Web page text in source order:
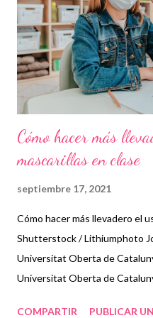
educatius que acaba
des de la relació professional
de construir conjuntament
protectora de l’alumn...
Cómo hacer más
mascarillas en clase
septiembre 17, 2021
Cómo hacer más llevadero el
Shutterstock / Lithiumphoto
Universitat Oberta de
Universitat Oberta de
COMPARTIR PUBLICAR